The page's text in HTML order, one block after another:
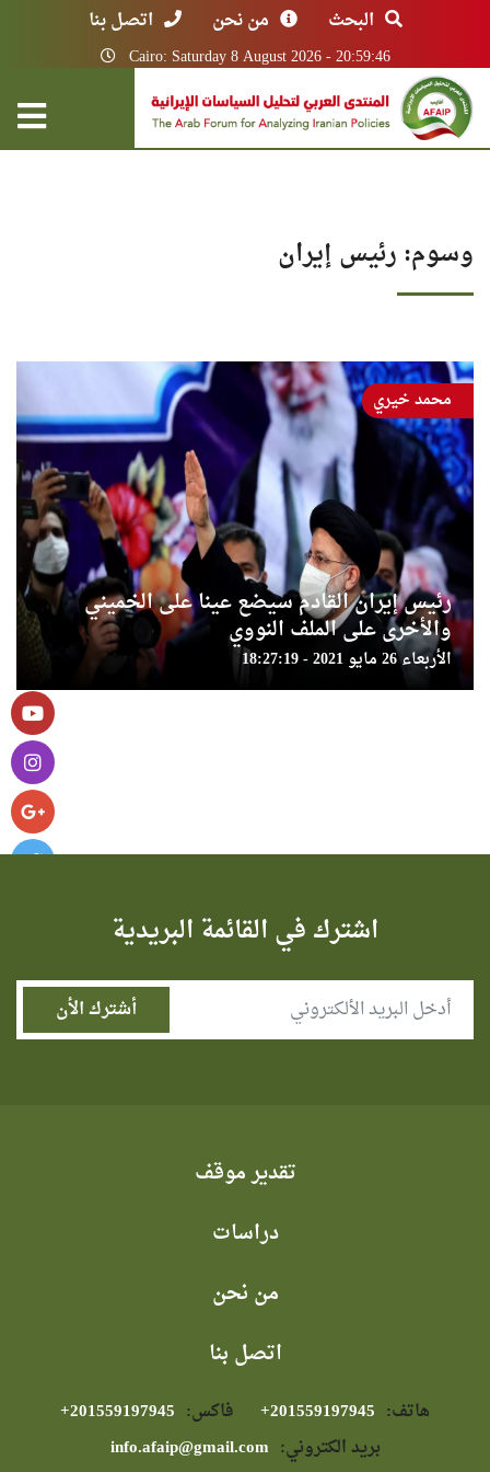
البحث من نحن اتصل بنا
Cairo: Saturday 8 August 2026 - 20:59:46
وسوم: رئيس إيران
رئيس إيران القادم سيضع عينا على الخميني
والأخرى على الملف النووي
الأربعاء 26 مايو 2021 - 18:27:19
محمد خيري
اشترك في القائمة البريدية
تقدير موقف
دراسات
من نحن
اتصل بنا
هاتف: فاكس:
بريد الكتروني: info.afaip@gmail.com